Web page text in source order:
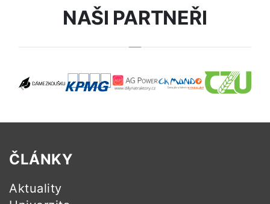
NAŠI PARTNEŘI
ČLÁNKY
Aktuality